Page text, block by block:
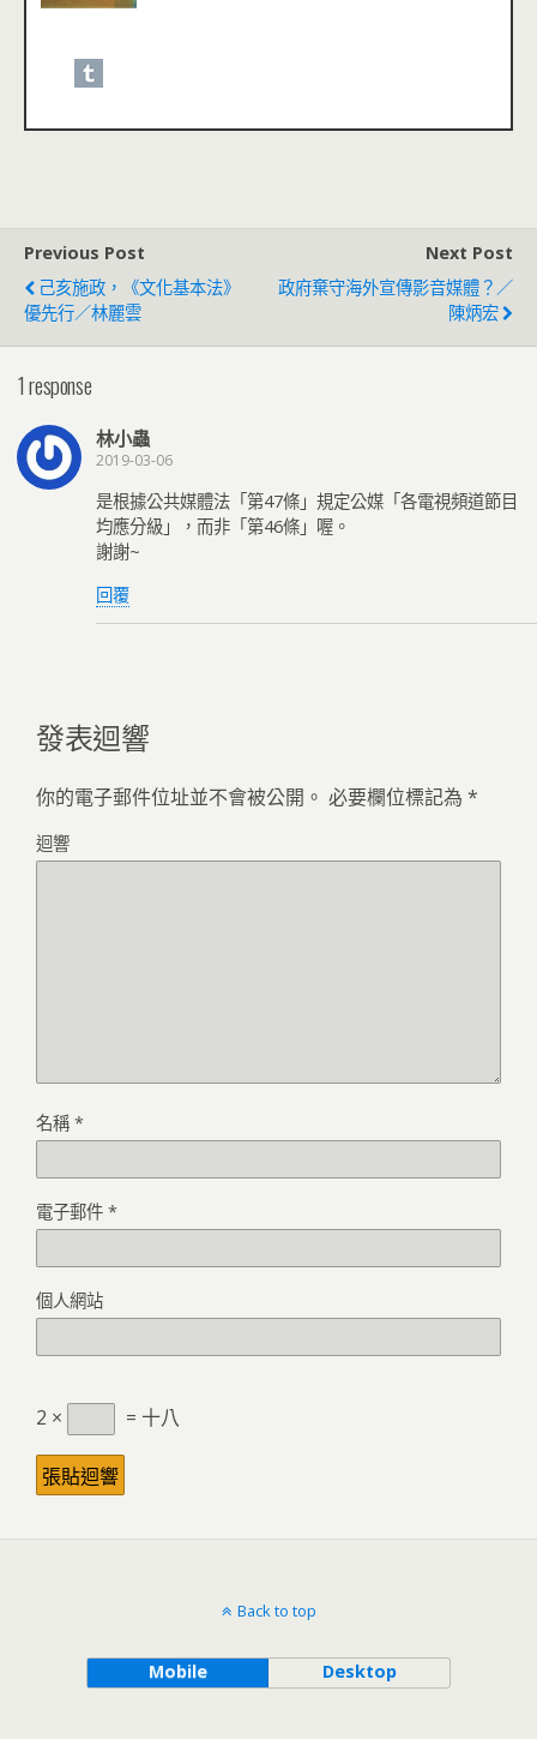
Previous Post
己亥施政，《文化基本法》
優先行／林麗雲
Next Post
政府棄守海外宣傳影音媒體？／
陳炳宏
1 response
林小蟲
2019-03-06
是根據公共媒體法「第47條」規定公媒「各電視頻道節目
均應分級」，而非「第46條」喔。
謝謝~
回覆
發表迴響
你的電子郵件位址並不會被公開。 必要欄位標記為 *
迴響
名稱 *
電子郵件 *
個人網站
2 × = 十八
Back to top
Mobile Desktop